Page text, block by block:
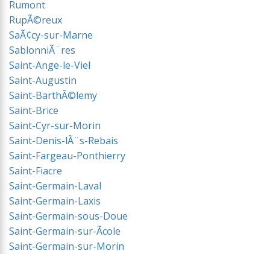
Rumont
RupÃ©reux
SaÃ¢cy-sur-Marne
SablonniÃ¨res
Saint-Ange-le-Viel
Saint-Augustin
Saint-BarthÃ©lemy
Saint-Brice
Saint-Cyr-sur-Morin
Saint-Denis-lÃ¨s-Rebais
Saint-Fargeau-Ponthierry
Saint-Fiacre
Saint-Germain-Laval
Saint-Germain-Laxis
Saint-Germain-sous-Doue
Saint-Germain-sur-Ãcole
Saint-Germain-sur-Morin